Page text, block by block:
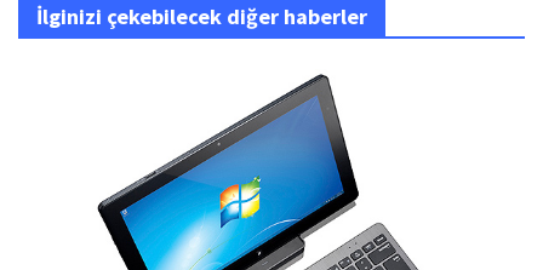
İlginizi çekebilecek diğer haberler